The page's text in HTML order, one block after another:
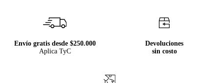
Envío gratis desde $250.000
Aplica TyC
Devoluciones
sin costo